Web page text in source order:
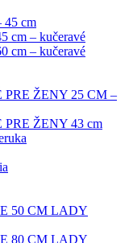
45 cm
cm – kučeravé
cm – kučeravé
ŽENY 25 CM –
ŽENY 43 cm
50 CM LADY
80 CM LADY